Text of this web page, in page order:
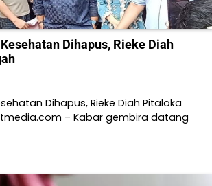
Dihapus, Rieke Diah
Dihapus, Rieke Diah Pitaloka
– Kabar gembira datang